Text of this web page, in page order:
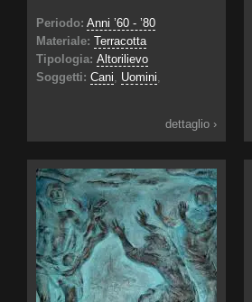
Periodo: Anni ’60 - ’80
Materiale: Terracotta
Tipologia: Altorilievo
Soggetti: Cani Uomini
dettaglio ›